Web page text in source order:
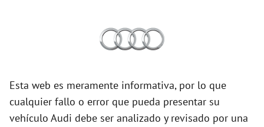
Esta web es meramente informativa, por lo que
cualquier fallo o error que pueda presentar su
vehículo Audi debe ser analizado y revisado por una